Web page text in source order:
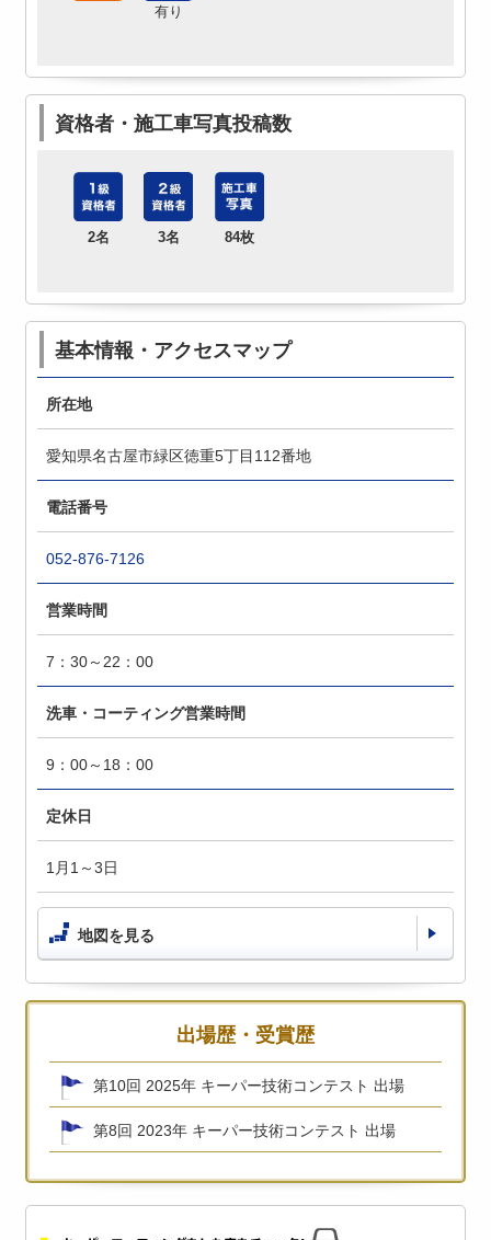
有り
資格者・施工車写真投稿数
2名 3名 84枚
基本情報・アクセスマップ
所在地
愛知県名古屋市緑区徳重5丁目112番地
電話番号
052-876-7126
営業時間
7：30～22：00
洗車・コーティング営業時間
9：00～18：00
定休日
1月1～3日
地図を見る
出場歴・受賞歴
第10回 2025年 キーパー技術コンテスト 出場
第8回 2023年 キーパー技術コンテスト 出場